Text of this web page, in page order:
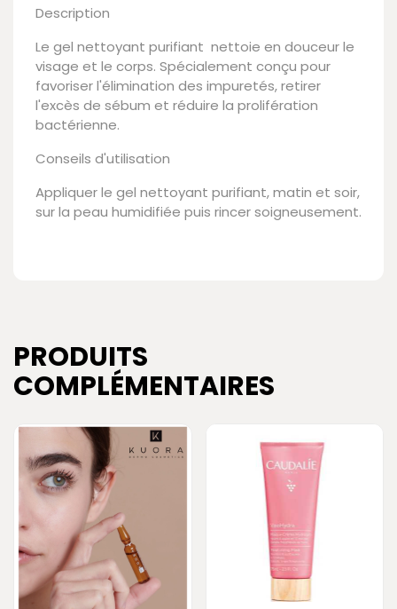
Description
Le gel nettoyant purifiant nettoie en douceur le
visage et le corps. Spécialement conçu pour
favoriser l'élimination des impuretés, retirer
l'excès de sébum et réduire la prolifération
bactérienne.
Conseils d'utilisation
Appliquer le gel nettoyant purifiant, matin et soir,
sur la peau humidifiée puis rincer soigneusement.
PRODUITS
COMPLÉMENTAIRES